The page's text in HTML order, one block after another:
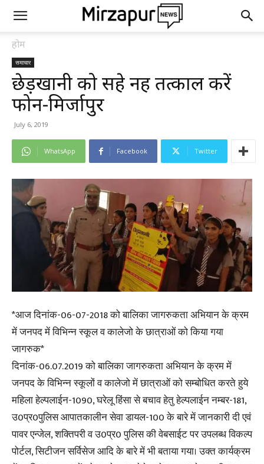
होम
समाचार
छेड़खानी को सहे नहीं तत्काल करें
फोन-मिर्जापुर
July 6, 2019
WhatsApp Facebook Twitter
*आज दिनांक-06-07-2018 को बालिका जागरुकता अभियान के क्रम
में जनपद में विभिन्न स्कूल व कालेजो के छात्राओं को किया गया
जागरुक*
दिनांक-06.07.2019 को बालिका जागरुकता अभियान के क्रम में
जनपद के विभिन्न स्कूलों व कालेजो में छात्राओं को सम्बोधित करते हुये
महिला हेल्पलाईन-1090, घरेलू हिंसा से बचाव हेतु हेल्पलाईन नम्बर-181,
उ0प्र0पुलिस आपातकालीन सेवा डायल-100 के बारे में जानकारी दी एवं
पावर एन्जेल, शक्तिपरी व उ0प्र0 पुलिस की वेबसाईट पर उपलब्ध विकल्प
पोर्टल, सिटीजन सर्विसेज आदि के बारे में भी बताया गया। उक्त कार्यक्रम